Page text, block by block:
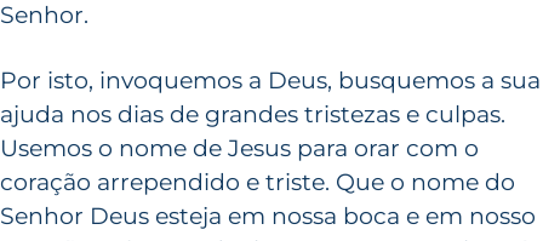
Senhor.
Por isto, invoquemos a Deus, busquemos a sua
ajuda nos dias de grandes tristezas e culpas.
Usemos o nome de Jesus para orar com o
coração arrependido e triste. Que o nome do
Senhor Deus esteja em nossa boca e em nosso